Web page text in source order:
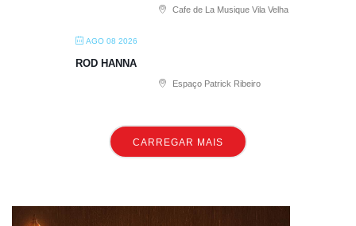
Cafe de La Musique Vila Velha
AGO 08 2026
ROD HANNA
Espaço Patrick Ribeiro
CARREGAR MAIS